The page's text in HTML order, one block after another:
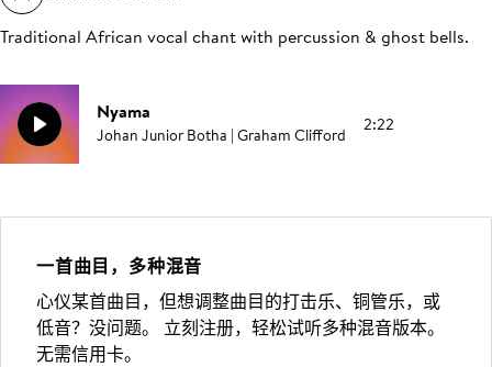
Traditional African vocal chant with percussion & ghost bells.
Nyama
Johan Junior Botha | Graham Clifford 2:22
一首曲目，多种混音
心仪某首曲目，但想调整曲目的打击乐、铜管乐，或
低音？没问题。 立刻注册，轻松试听多种混音版本。
无需信用卡。